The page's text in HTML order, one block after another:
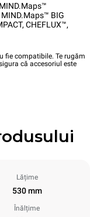
MIND.Maps™ BIG
, CHEFLUX™,
fie compatibile. Te rugăm
că accesoriul este
Lățime
530 mm
Înălțime